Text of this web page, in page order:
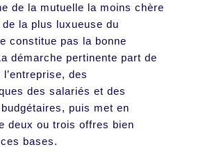
de la mutuelle la moins chère
la plus luxueuse du
constitue pas la bonne
démarche pertinente part de
des
des salariés et des
puis met en
deux ou trois offres bien
bases.